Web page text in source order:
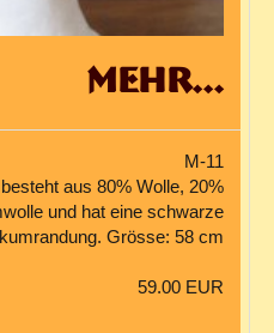
mehr...
M-11
aus 80% Wolle, 20%
und hat eine schwarze
Grösse: 58 cm
59.00 EUR